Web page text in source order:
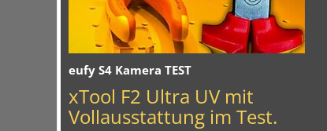
eufy S4 Kamera TEST
xTool F2 Ultra UV mit
Vollausstattung im Test.